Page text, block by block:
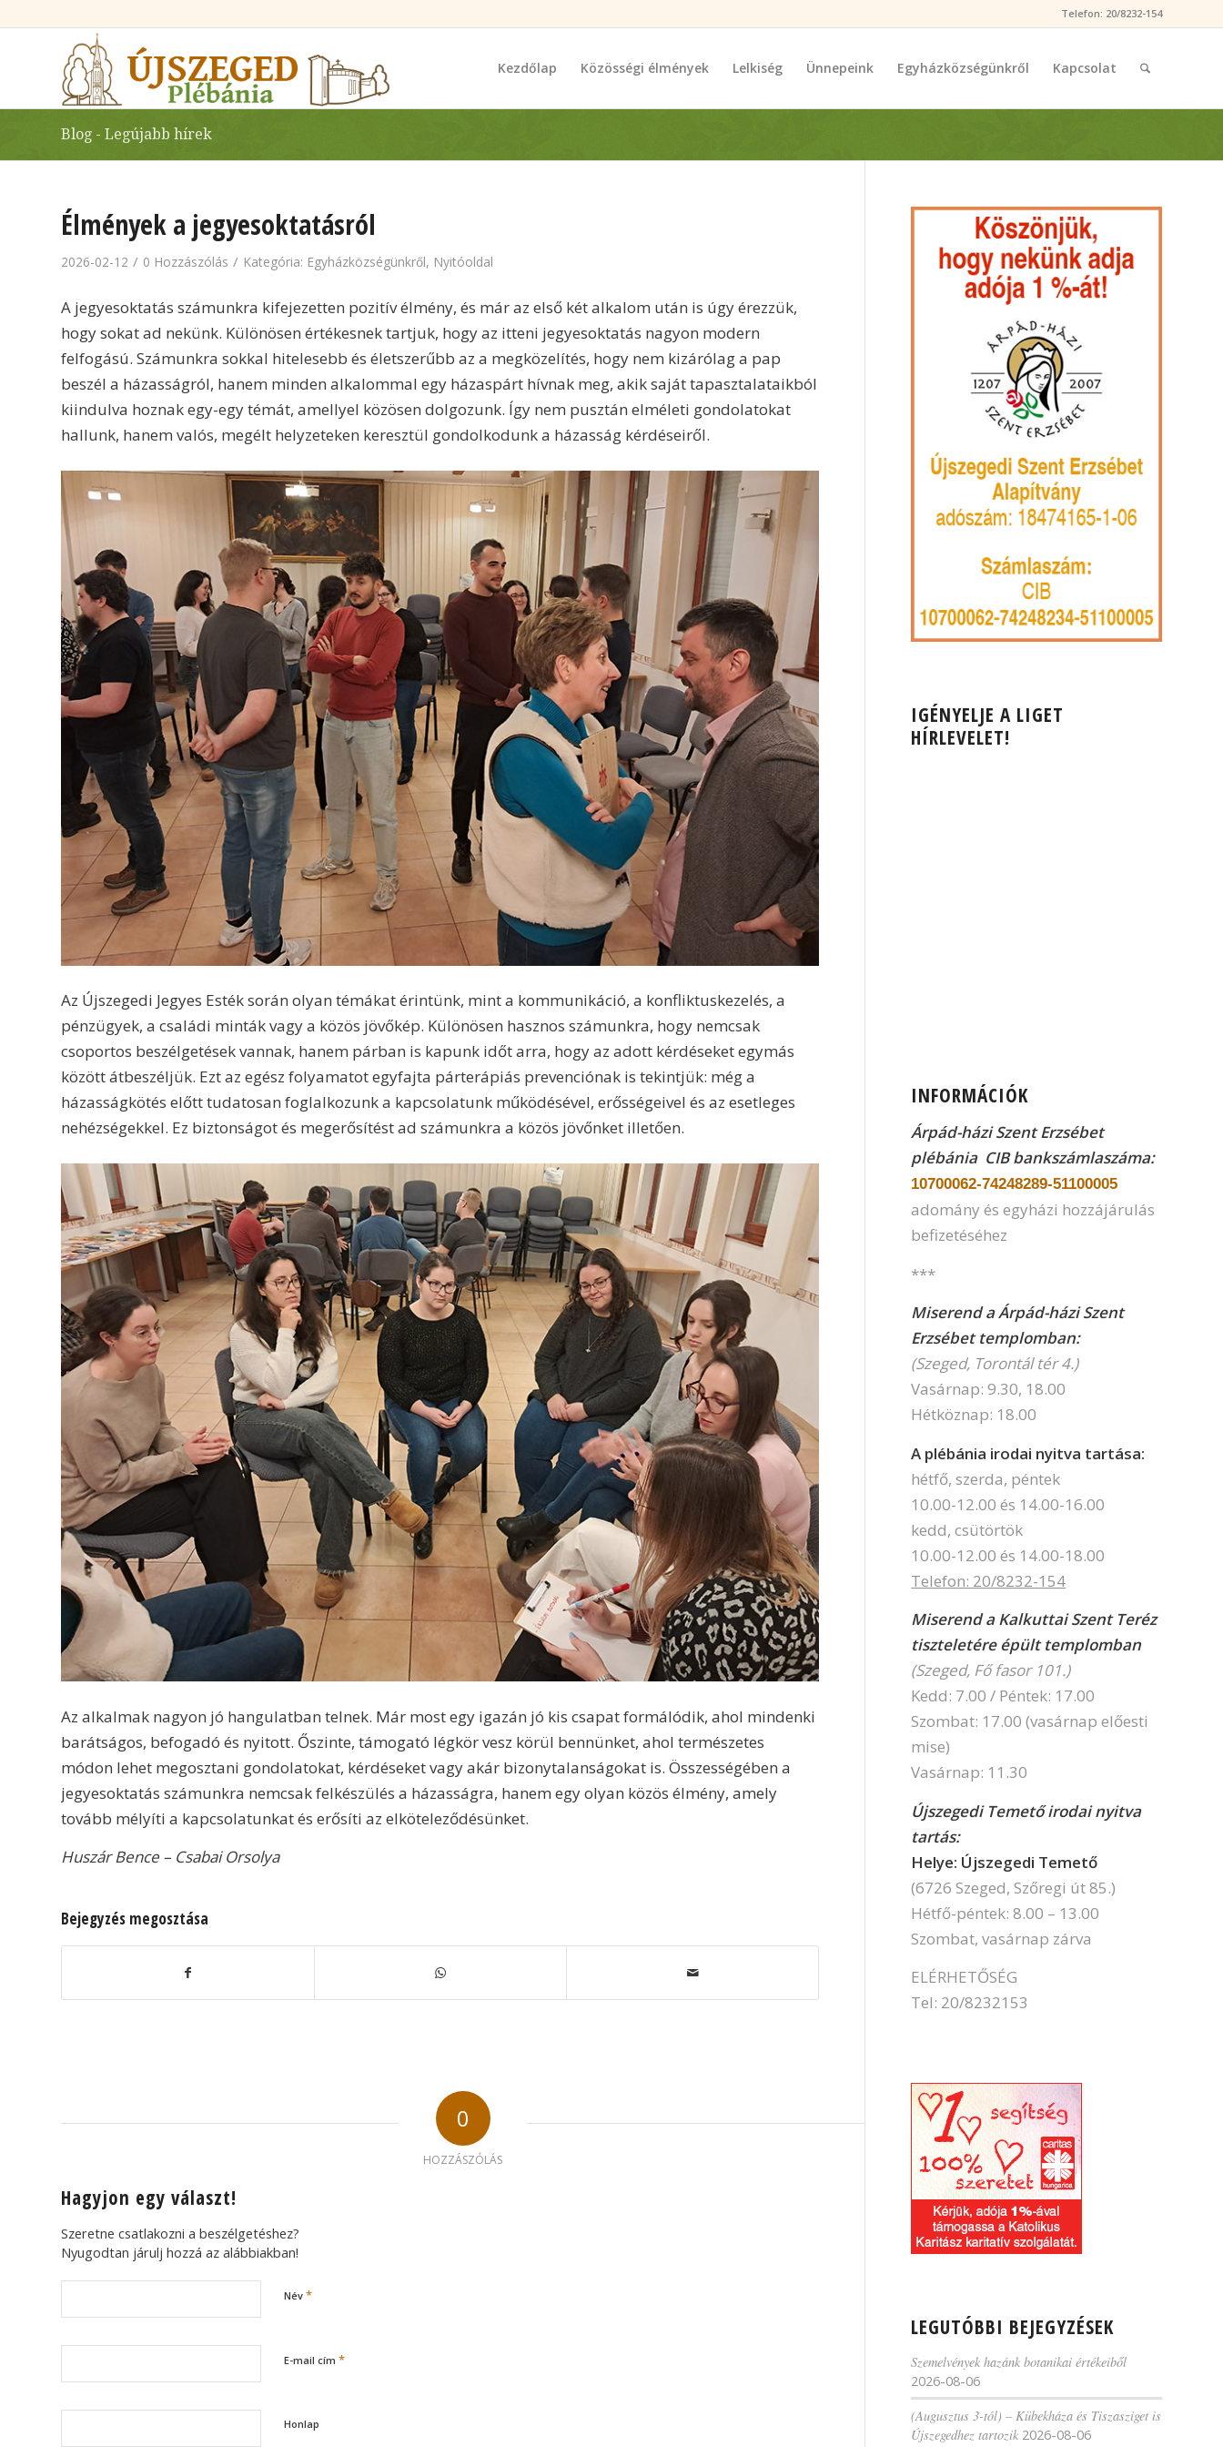
Telefon: 20/8232-154
Kezdőlap Közösségi élmények Lelkiség Ünnepeink Egyházközségünkről Kapcsolat
Blog - Legújabb hírek
Élmények a jegyesoktatásról
2026-02-12 / 0 Hozzászólás / Kategória: Egyházközségünkről, Nyitóoldal
A jegyesoktatás számunkra kifejezetten pozitív élmény, és már az első két alkalom után is úgy érezzük,
hogy sokat ad nekünk. Különösen értékesnek tartjuk, hogy az itteni jegyesoktatás nagyon modern
felfogású. Számunkra sokkal hitelesebb és életszerűbb az a megközelítés, hogy nem kizárólag a pap
beszél a házasságról, hanem minden alkalommal egy házaspárt hívnak meg, akik saját tapasztalataikból
kiindulva hoznak egy-egy témát, amellyel közösen dolgozunk. Így nem pusztán elméleti gondolatokat
hallunk, hanem valós, megélt helyzeteken keresztül gondolkodunk a házasság kérdéseiről.
Az Újszegedi Jegyes Esték során olyan témákat érintünk, mint a kommunikáció, a konfliktuskezelés, a
pénzügyek, a családi minták vagy a közös jövőkép. Különösen hasznos számunkra, hogy nemcsak
csoportos beszélgetések vannak, hanem párban is kapunk időt arra, hogy az adott kérdéseket egymás
között átbeszéljük. Ezt az egész folyamatot egyfajta párterápiás prevenciónak is tekintjük: még a
házasságkötés előtt tudatosan foglalkozunk a kapcsolatunk működésével, erősségeivel és az esetleges
nehézségekkel. Ez biztonságot és megerősítést ad számunkra a közös jövőnket illetően.
Az alkalmak nagyon jó hangulatban telnek. Már most egy igazán jó kis csapat formálódik, ahol mindenki
barátságos, befogadó és nyitott. Őszinte, támogató légkör vesz körül bennünket, ahol természetes
módon lehet megosztani gondolatokat, kérdéseket vagy akár bizonytalanságokat is. Összességében a
jegyesoktatás számunkra nemcsak felkészülés a házasságra, hanem egy olyan közös élmény, amely
tovább mélyíti a kapcsolatunkat és erősíti az elköteleződésünket.
Huszár Bence – Csabai Orsolya
Bejegyzés megosztása
0
HOZZÁSZÓLÁS
Hagyjon egy választ!
Szeretne csatlakozni a beszélgetéshez?
Nyugodtan járulj hozzá az alábbiakban!
Név *
E-mail cím *
Honlap
IGÉNYELJE A LIGET
HÍRLEVELET!
INFORMÁCIÓK
Árpád-házi Szent Erzsébet
plébánia CIBbankszámlaszáma:
10700062-74248289-51100005
adomány és egyházi hozzájárulás
befizetéséhez
***
Miserend a Árpád-házi Szent
Erzsébet templomban:
(Szeged, Torontál tér 4.)
Vasárnap: 9.30, 18.00
Hétköznap: 18.00
A plébánia irodai nyitva tartása:
hétfő, szerda, péntek
10.00-12.00 és 14.00-16.00
kedd, csütörtök
10.00-12.00 és 14.00-18.00
Telefon: 20/8232-154
Miserend a Kalkuttai Szent Teréz
tiszteletére épült templomban
(Szeged, Fő fasor 101.)
Kedd: 7.00 / Péntek: 17.00
Szombat: 17.00 (vasárnap előesti
mise)
Vasárnap: 11.30
Újszegedi Temető irodai nyitva
tartás:
Helye: Újszegedi Temető
(6726 Szeged, Szőregi út 85.)
Hétfő-péntek: 8.00 – 13.00
Szombat, vasárnap zárva
ELÉRHETŐSÉG
Tel: 20/8232153
LEGUTÓBBI BEJEGYZÉSEK
Szemelvények hazánk botanikai értékeiből
2026-08-06
(Augusztus 3-tól) – Kübekháza és Tiszasziget is
Újszegedhez tartozik 2026-08-06